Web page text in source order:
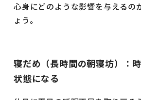
心身にどのような影響を与えるの
ょう。
寝だめ（長時間の朝寝坊）：
状態になる